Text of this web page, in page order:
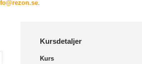
.
Kursdetaljer
Kurs